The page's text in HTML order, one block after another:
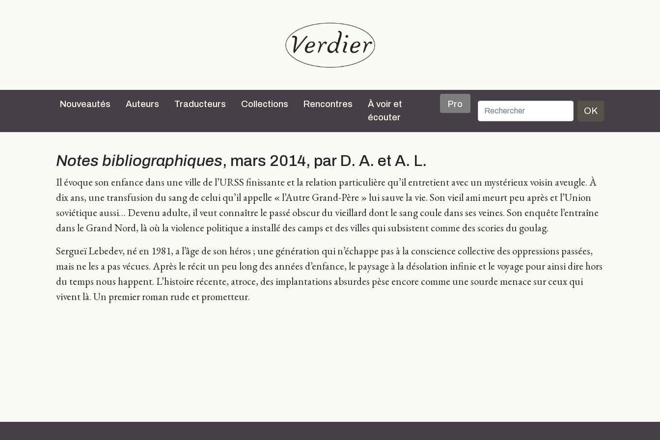
Nouveautés Auteurs Traducteurs Collections Rencontres
À voir et
écouter
Pro
OK
Notes bibliographiques, mars 2014, par D. A. et A. L.
Il évoque son enfance dans une ville de l’URSS finissante et la relation particulière qu’il entretient avec un mystérieux voisin aveugle. À
dix ans, une transfusion du sang de celui qu’il appelle « l’Autre Grand-Père » lui sauve la vie. Son vieil ami meurt peu après et l’Union
soviétique aussi… Devenu adulte, il veut connaître le passé obscur du vieillard dont le sang coule dans ses veines. Son enquête l’entraîne
dans le Grand Nord, là où la violence politique a installé des camps et des villes qui subsistent comme des scories du goulag.
Sergueï Lebedev, né en 1981, a l’âge de son héros ; une génération qui n’échappe pas à la conscience collective des oppressions passées,
mais ne les a pas vécues. Après le récit un peu long des années d’enfance, le paysage à la désolation infinie et le voyage pour ainsi dire hors
du temps nous happent. L’histoire récente, atroce, des implantations absurdes pèse encore comme une sourde menace sur ceux qui
vivent là. Un premier roman rude et prometteur.